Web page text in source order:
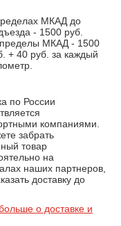
МКАД до
- 1500 руб.
МКАД - 1500
+ 40 руб. за каждый
по России
компаниями.
забрать
товар
на
наших партнеров,
доставку до
о доставке и